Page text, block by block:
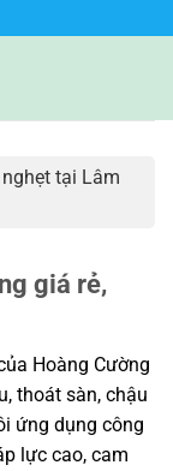
tại Lâm
giá rẻ,
Hoàng Cường
thoát sàn, chậu
ứng dụng công
lực cao, cam